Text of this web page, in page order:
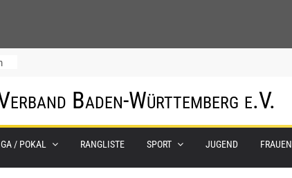
Baden-Württemberg e.V.
/ POKAL RANGLISTE SPORT JUGEND FRAUEN